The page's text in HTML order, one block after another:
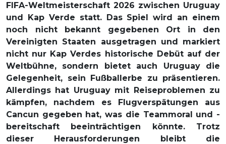
FIFA-Weltmeisterschaft 2026 zwischen Uruguay
und Kap Verde statt. Das Spiel wird an einem
noch nicht bekannt gegebenen Ort in den
Vereinigten Staaten ausgetragen und markiert
nicht nur Kap Verdes historische Debüt auf der
Weltbühne, sondern bietet auch Uruguay die
Gelegenheit, sein Fußballerbe zu präsentieren.
Allerdings hat Uruguay mit Reiseproblemen zu
kämpfen, nachdem es Flugverspätungen aus
Cancun gegeben hat, was die Teammoral und -
bereitschaft beeinträchtigen könnte. Trotz
dieser Herausforderungen bleibt die